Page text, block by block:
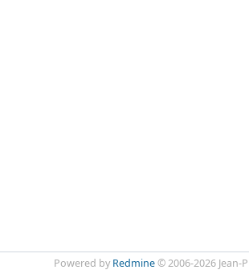
Powered by Redmine© 2006-2026 Jean-